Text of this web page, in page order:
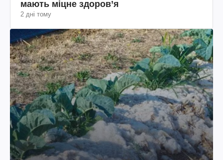
мають міцне здоров’я
2 дні тому